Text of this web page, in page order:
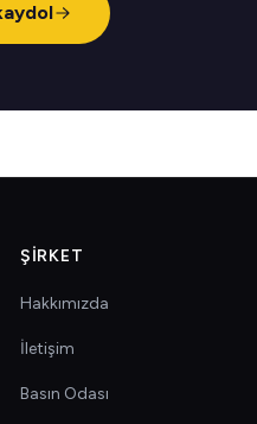
ŞIRKET
Hakkımızda
İletişim
Basın Odası